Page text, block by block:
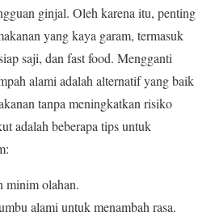
ginjal. Oleh karena itu, penting
yang kaya garam, termasuk
saji, dan fast food. Mengganti
alami adalah alternatif yang baik
tanpa meningkatkan risiko
adalah beberapa tips untuk
minim olahan.
alami untuk menambah rasa.